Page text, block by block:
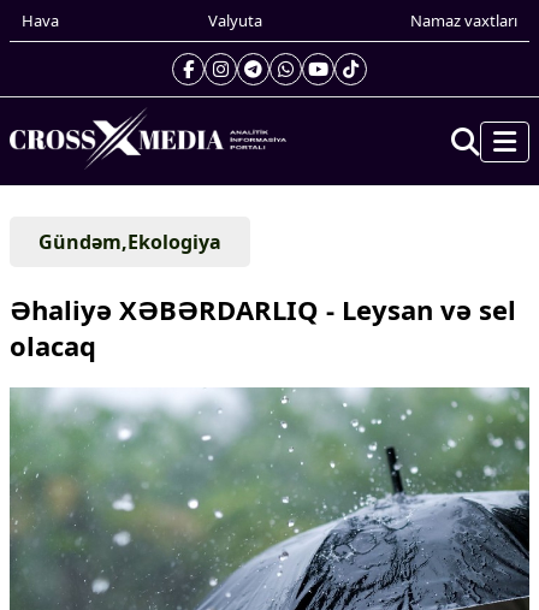
Hava Valyuta Namaz vaxtları
Gündəm
Xarici xəbərlər
Cənubi Qafqaz
Yaxın Şərq
Avropa
Amerika
Asiya
Afrika
Çarpaz baxış
Gündəm,Ekologiya
Əhaliyə XƏBƏRDARLIQ - Leysan və sel
olacaq